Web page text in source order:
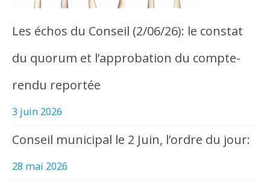
Les échos du Conseil (2/06/26): le constat
du quorum et l’approbation du compte-
rendu reportée
3 juin 2026
Conseil municipal le 2 Juin, l’ordre du jour:
28 mai 2026